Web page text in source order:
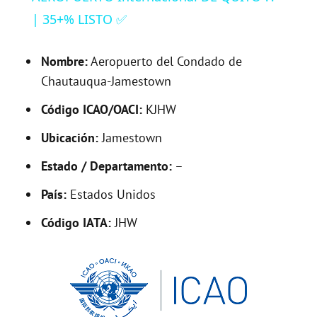
V
d
| 35+% LISTO ✅
Nombre:Aeropuerto del Condado de
Chautauqua-Jamestown
Código ICAO/OACI: KJHW
Ubicación:Jamestown
Estado / Departamento: –
País: Estados Unidos
Código IATA:JHW